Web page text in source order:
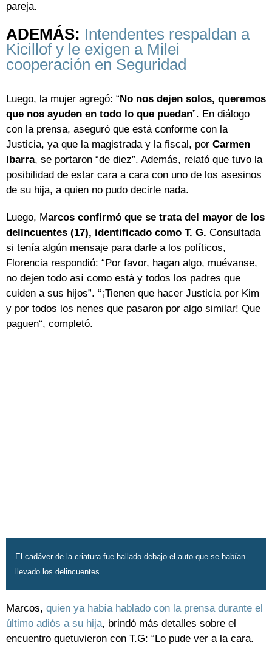
pareja.
ADEMÁS: Intendentes respaldan a
Kicillof y le exigen a Milei
cooperación en Seguridad
Luego, la mujer agregó: “ No nos dejen solos, queremos
que nos ayuden en todo lo que puedan”. En diálogo
con la prensa, aseguró que está conforme con la
Justicia, ya que la magistrada y la fiscal, por Carmen
Ibarra, se portaron “de diez”. Además, relató que tuvo la
posibilidad de estar cara a cara con uno de los asesinos
de su hija, a quien no pudo decirle nada.
Luego, Marcos confirmó que se trata del mayor de los
delincuentes (17), identificado como T. G. Consultada
si tenía algún mensaje para darle a los políticos,
Florencia respondió: “Por favor, hagan algo, muévanse,
no dejen todo así como está y todos los padres que
cuiden a sus hijos”. “¡Tienen que hacer Justicia por Kim
y por todos los nenes que pasaron por algo similar! Que
paguen“, completó.
El cadáver de la criatura fue hallado debajo el auto que se habían
llevado los delincuentes.
Marcos, quien ya había hablado con la prensa durante el
último adiós a su hija, brindó más detalles sobre el
encuentro quetuvieron con T.G: “Lo pude ver a la cara.